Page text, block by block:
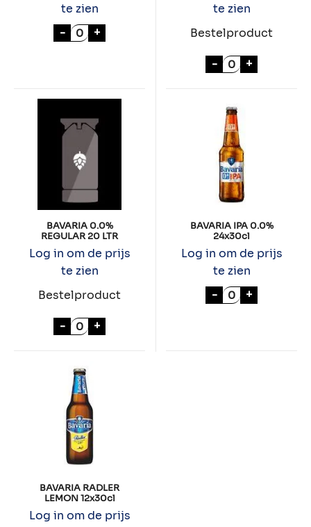
te zien
- BAVARIA 0.0% LEMON LIME BLIK 24x33cl
+
te zien
Bestelproduct
- BAVARIA
+
BAVARIA 0.0%
REGULAR 20 LTR
Log in om de prijs
te zien
Bestelproduct
- BAVARIA 0.0% REGULAR 20 LTR aantal
+
BAVARIA IPA 0.0%
24x30cl
Log in om de prijs
te zien
- BAVARIA IPA
+
BAVARIA RADLER
LEMON 12x30cl
Log in om de prijs